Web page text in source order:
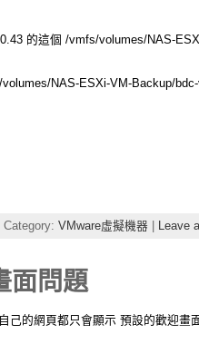
的這個 /vmfs/volumes/NAS-
NAS-ESXi-VM-Backup/
| Category: VMware虛擬機器 Leave
面問題
的網頁都只會顯示 預設的歡迎畫